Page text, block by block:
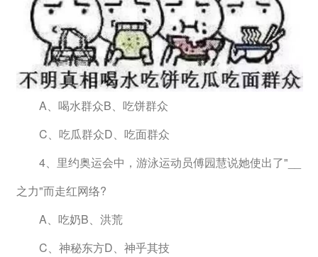
A、喝水群众B、吃饼群众
C、吃瓜群众D、吃面群众
4、里约奥运会中，游泳运动员傅园慧说她使出了"__
之力"而走红网络?
A、吃奶B、洪荒
C、神秘东方D、神乎其技